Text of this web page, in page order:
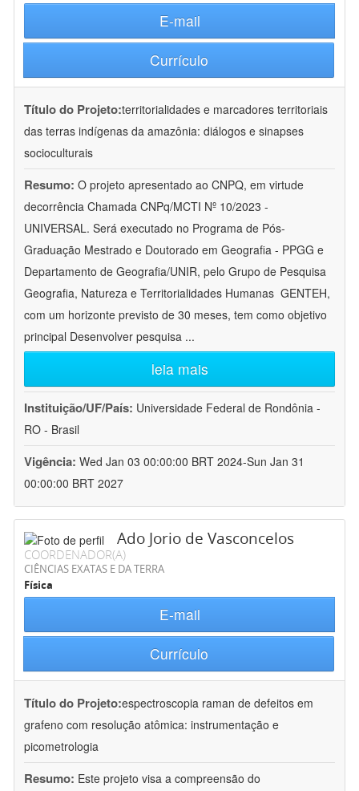
E-mail
Currículo
Título do Projeto:territorialidades e marcadores territoriais
das terras indígenas da amazônia: diálogos e sinapses
socioculturais
Resumo: O projeto apresentado ao CNPQ, em virtude
decorrência Chamada CNPq/MCTI Nº 10/2023 -
UNIVERSAL. Será executado no Programa de Pós-
Graduação Mestrado e Doutorado em Geografia - PPGG e
Departamento de Geografia/UNIR, pelo Grupo de Pesquisa
Geografia, Natureza e Territorialidades Humanas  GENTEH,
com um horizonte previsto de 30 meses, tem como objetivo
principal Desenvolver pesquisa ...
leia mais
Instituição/UF/País: Universidade Federal de Rondônia -
RO - Brasil
Vigência: Wed Jan 03 00:00:00 BRT 2024-Sun Jan 31
00:00:00 BRT 2027
Ado Jorio de Vasconcelos
COORDENADOR(A)
CIÊNCIAS EXATAS E DA TERRA
Física
E-mail
Currículo
Título do Projeto:espectroscopia raman de defeitos em
grafeno com resolução atômica: instrumentação e
picometrologia
Resumo: Este projeto visa a compreensão do